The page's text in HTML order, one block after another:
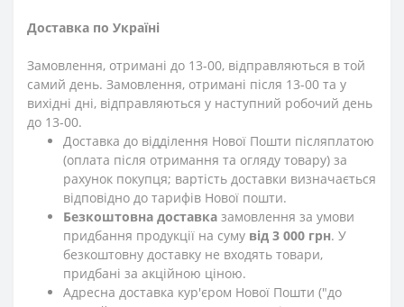
Доставка по Україні
Замовлення, отримані до 13-00, відправляються в той
самий день. Замовлення, отримані після 13-00 та у
вихідні дні, відправляються у наступний робочий день
до 13-00.
Доставка до відділення Нової Пошти післяплатою
(оплата після отримання та огляду товару) за
рахунок покупця; вартість доставки визначається
відповідно до тарифів Нової пошти.
Безкоштовна доставка замовлення за умови
придбання продукції на суму від 3 000 грн. У
безкоштовну доставку не входять товари,
придбані за акційною ціною.
Адресна доставка кур'єром Нової Пошти ("до